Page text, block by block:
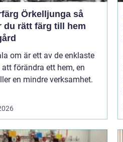
Örkelljunga så
du rätt färg till hem
om är ett av de enklaste
förändra ett hem, en
en mindre verksamhet.